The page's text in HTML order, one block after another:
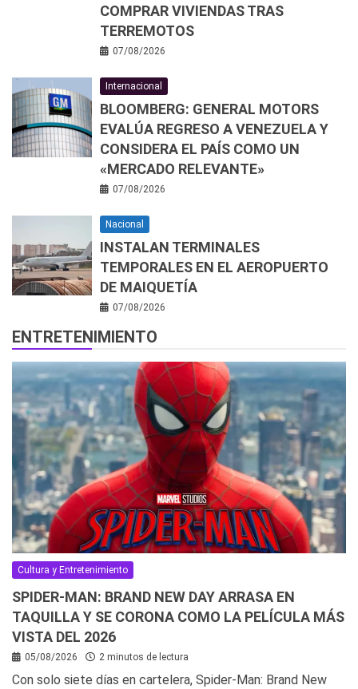
COMPRAR VIVIENDAS TRAS
TERREMOTOS
07/08/2026
Internacional
BLOOMBERG: GENERAL MOTORS
EVALÚA REGRESO A VENEZUELA Y
CONSIDERA EL PAÍS COMO UN
«MERCADO RELEVANTE»
07/08/2026
Nacional
INSTALAN TERMINALES
TEMPORALES EN EL AEROPUERTO
DE MAIQUETÍA
07/08/2026
ENTRETENIMIENTO
Cultura y Entretenimiento
SPIDER-MAN: BRAND NEW DAY ARRASA EN
TAQUILLA Y SE CORONA COMO LA PELÍCULA MÁS
VISTA DEL 2026
05/08/2026 2 minutos de lectura
Con solo siete días en cartelera, Spider-Man: Brand New